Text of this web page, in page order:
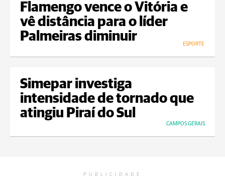
Flamengo vence o Vitória e
vê distância para o líder
Palmeiras diminuir
ESPORTE
Simepar investiga
intensidade de tornado que
atingiu Piraí do Sul
CAMPOS GERAIS
PUBLICIDADE